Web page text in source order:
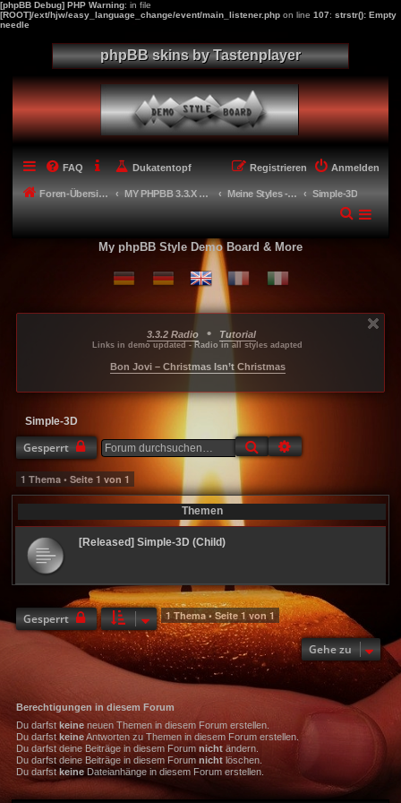
[phpBB Debug] PHP Warning: in file
[ROOT]/ext/hjw/easy_language_change/event/main_listener.php on line 107: strstr(): Empty
needle
phpBB skins by Tastenplayer
FAQ Dukatentopf Anmelden
Registrieren
Foren-Übersicht MY PHPBB 3.3.X STYLES Meine Styles - My style creations Simple-3D
My phpBB Style Demo Board & More
3.3.2 Radio • Tutorial
Links in demo updated - Radio in all styles adapted
Bon Jovi – Christmas Isn’t Christmas
Simple-3D
Gesperrt Suche
1 Thema • Seite 1 von 1
Themen
[Released] Simple-3D (Child)
Gesperrt 1 Thema • Seite 1 von1
Gehe zu
Berechtigungen in diesem Forum
Du darfst keineneuen Themen in diesem Forum erstellen.
Du darfst keineAntworten zu Themen in diesem Forum erstellen.
Du darfst deine Beiträge in diesem Forum nichtändern.
Du darfst deine Beiträge in diesem Forum nichtlöschen.
Du darfstkeineDateianhänge in diesem Forum erstellen.